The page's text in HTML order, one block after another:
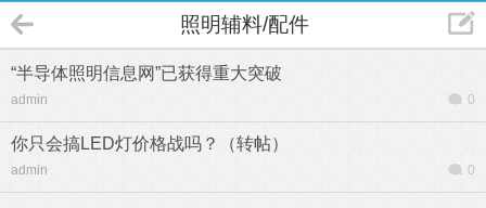
照明辅料/配件
“半导体照明信息网”已获得重大突破
admin 0
你只会搞LED灯价格战吗？（转帖）
admin 0